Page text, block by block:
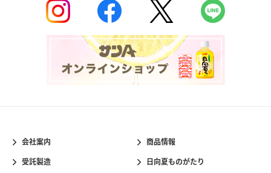
会社案内 商品情報
受託製造 日向夏ものがたり